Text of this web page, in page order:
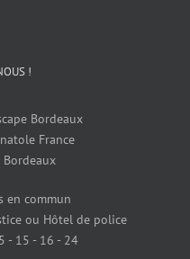
!
Bordeaux
France
en commun
ou Hôtel de police
- 15 - 16 - 24